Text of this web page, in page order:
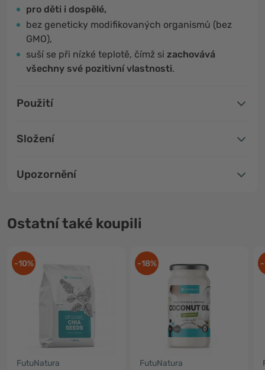
pro děti i dospělé,
bez geneticky modifikovaných organismů (bez
GMO),
suší se při nízké teplotě, čímž si zachovává
všechny své pozitivní vlastnosti.
Použití
Složení
Upozornění
Ostatní také koupili
-10%
FutuNatura
-18%
FutuNatura